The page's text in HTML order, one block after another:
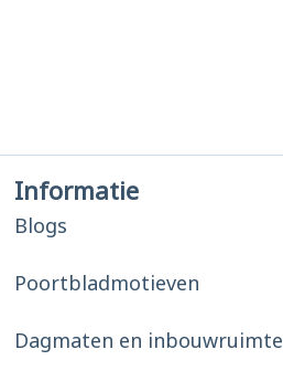
Informatie
Blogs
Poortbladmotieven
Dagmaten en inbouwruimte